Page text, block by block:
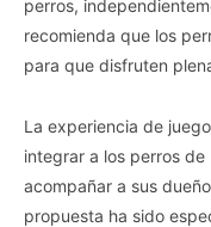
perros,
recomienda que los
para que disfruten
La experiencia de
integrar a los perros
acompañar a sus
propuesta ha sido